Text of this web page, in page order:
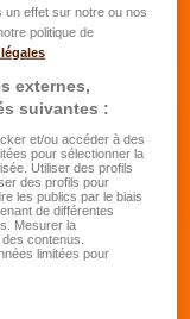
effet sur notre ou nos
politique de
externes,
suivantes :
et/ou accéder à des
pour sélectionner la
Utiliser des profils
des profils pour
les publics par le biais
de différentes
Mesurer la
contenus.
limitées pour